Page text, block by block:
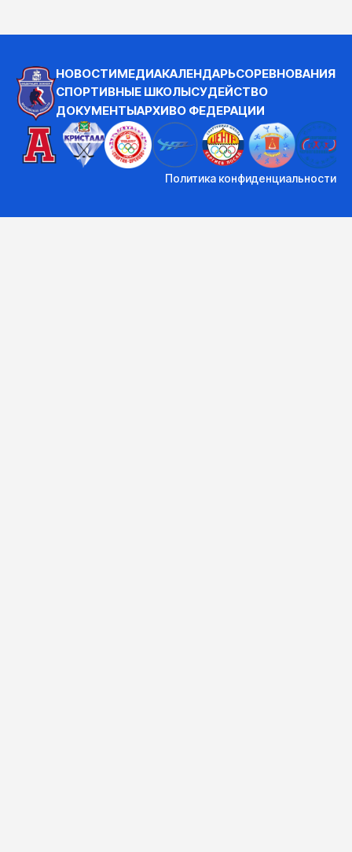
НОВОСТИМЕДИАКАЛЕНДАРЬСОРЕВНОВАНИЯ
СПОРТИВНЫЕ ШКОЛЫСУДЕЙСТВО
ДОКУМЕНТЫАРХИВО ФЕДЕРАЦИИ
Политика конфиденциальности